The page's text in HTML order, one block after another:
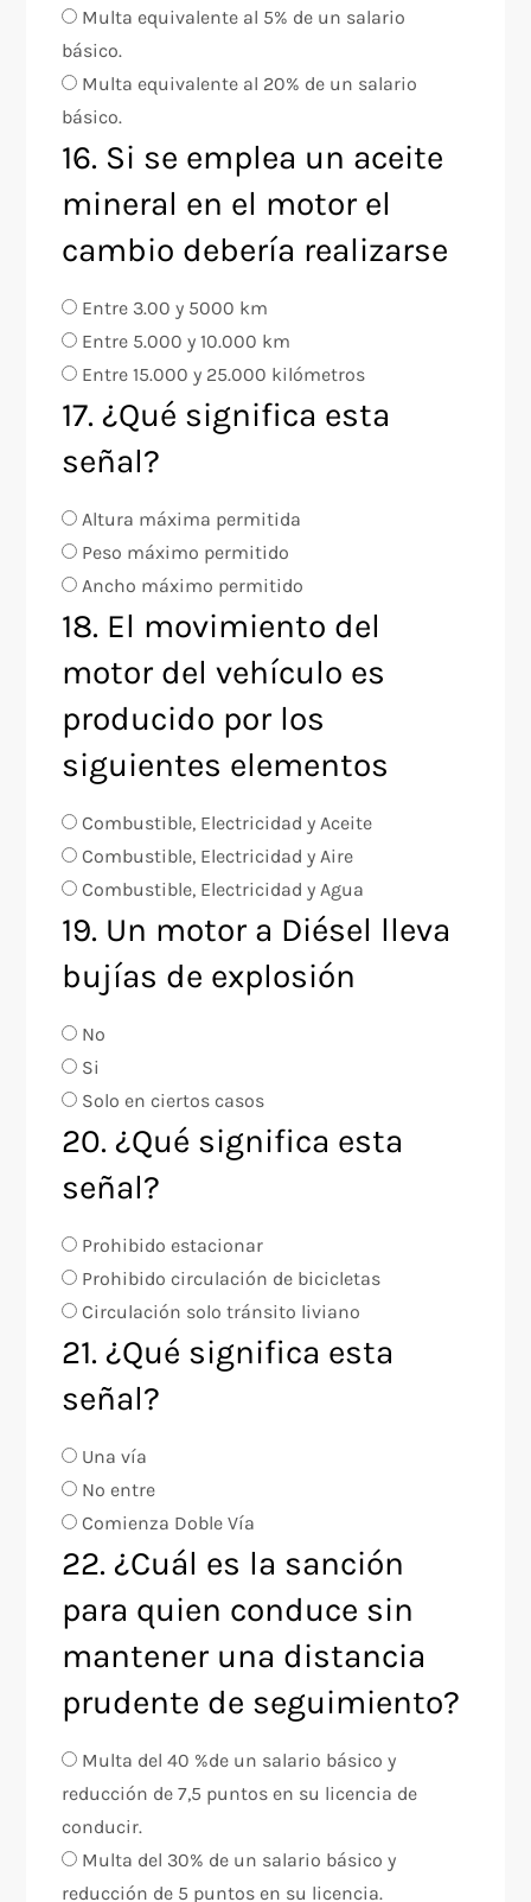
Multa equivalente al 5% de un salario
básico.
Multa equivalente al 20% de un salario
básico.
16. Si se emplea un aceite
mineral en el motor el
cambio debería realizarse
Entre 3.00 y 5000 km
Entre 5.000 y 10.000 km
Entre 15.000 y 25.000 kilómetros
17. ¿Qué significa esta
señal?
Altura máxima permitida
Peso máximo permitido
Ancho máximo permitido
18. El movimiento del
motor del vehículo es
producido por los
siguientes elementos
Combustible, Electricidad y Aceite
Combustible, Electricidad y Aire
Combustible, Electricidad y Agua
19. Un motor a Diésel lleva
bujías de explosión
No
Si
Solo en ciertos casos
20. ¿Qué significa esta
señal?
Prohibido estacionar
Prohibido circulación de bicicletas
Circulación solo tránsito liviano
21. ¿Qué significa esta
señal?
Una vía
No entre
Comienza Doble Vía
22. ¿Cuál es la sanción
para quien conduce sin
mantener una distancia
prudente de seguimiento?
Multa del 40 %de un salario básico y
reducción de 7,5 puntos en su licencia de
conducir.
Multa del 30% de un salario básico y
reducción de 5 puntos en su licencia.